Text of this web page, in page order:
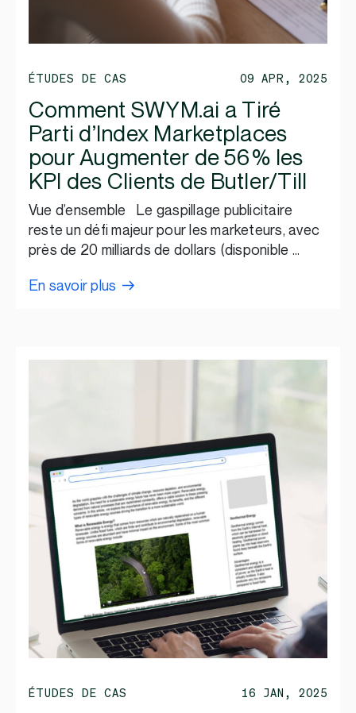
ÉTUDES DE CAS 09 APR, 2025
Comment SWYM.ai a Tiré
Parti d’Index Marketplaces
pour Augmenter de 56 % les
KPI des Clients de Butler/Till
Vue d’ensemble Le gaspillage publicitaire
reste un défi majeur pour les marketeurs, avec
près de 20 milliards de dollars (disponible …
En savoir plus
ÉTUDES DE CAS 16 JAN, 2025